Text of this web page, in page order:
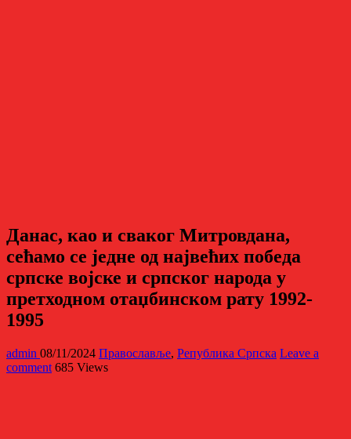
Данас, као и сваког Митровдана,
сећамо се једне од највећих победа
српске војске и српског народа у
претходном отаџбинском рату 1992-
1995
admin 08/11/2024 Православље, Република Српска Leave a
comment 685 Views